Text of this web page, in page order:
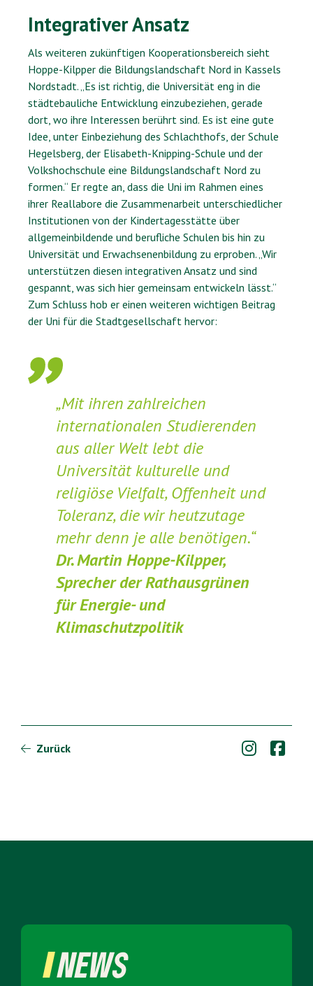
Integrativer Ansatz
Als weiteren zukünftigen Kooperationsbereich sieht
Hoppe-Kilpper die Bildungslandschaft Nord in Kassels
Nordstadt. „Es ist richtig, die Universität eng in die
städtebauliche Entwicklung einzubeziehen, gerade
dort, wo ihre Interessen berührt sind. Es ist eine gute
Idee, unter Einbeziehung des Schlachthofs, der Schule
Hegelsberg, der Elisabeth-Knipping-Schule und der
Volkshochschule eine Bildungslandschaft Nord zu
formen.“ Er regte an, dass die Uni im Rahmen eines
ihrer Reallabore die Zusammenarbeit unterschiedlicher
Institutionen von der Kindertagesstätte über
allgemeinbildende und berufliche Schulen bis hin zu
Universität und Erwachsenenbildung zu erproben. „Wir
unterstützen diesen integrativen Ansatz und sind
gespannt, was sich hier gemeinsam entwickeln lässt.“
Zum Schluss hob er einen weiteren wichtigen Beitrag
der Uni für die Stadtgesellschaft hervor:
„Mit ihren zahlreichen
internationalen Studierenden
aus aller Welt lebt die
Universität kulturelle und
religiöse Vielfalt, Offenheit und
Toleranz, die wir heutzutage
mehr denn je alle benötigen.“
Dr. Martin Hoppe-Kilpper,
Sprecher der Rathausgrünen
für Energie- und
Klimaschutzpolitik
 Zurück  
NEWS